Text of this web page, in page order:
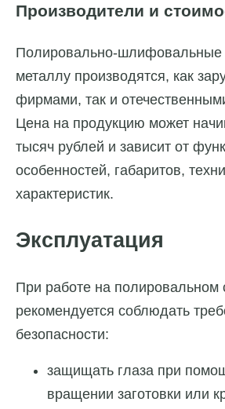
Производители и
Полировально-шлифовальные
металлу производятся, как
фирмами, так и
Цена на продукцию может
тысяч рублей и зависит от
особенностей, габаритов,
характеристик.
Эксплуатация
При работе на полировальном
рекомендуется соблюдать
безопасности:
защищать глаза при
вращении заготовки или